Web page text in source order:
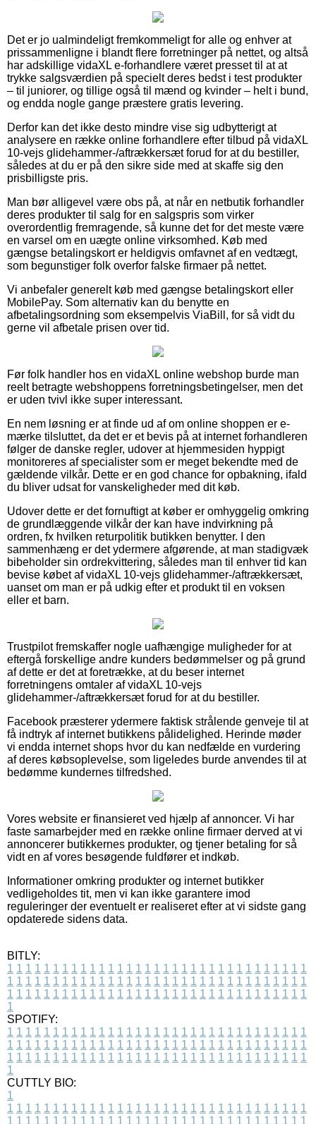
Det er jo ualmindeligt fremkommeligt for alle og enhver at
prissammenligne i blandt flere forretninger på nettet, og altså
har adskillige vidaXL e-forhandlere været presset til at at
trykke salgsværdien på specielt deres bedst i test produkter
– til juniorer, og tillige også til mænd og kvinder – helt i bund,
og endda nogle gange præstere gratis levering.
Derfor kan det ikke desto mindre vise sig udbytterigt at
analysere en række online forhandlere efter tilbud på vidaXL
10-vejs glidehammer-/aftrækkersæt forud for at du bestiller,
således at du er på den sikre side med at skaffe sig den
prisbilligste pris.
Man bør alligevel være obs på, at når en netbutik forhandler
deres produkter til salg for en salgspris som virker
overordentlig fremragende, så kunne det for det meste være
en varsel om en uægte online virksomhed. Køb med
gængse betalingskort er heldigvis omfavnet af en vedtægt,
som begunstiger folk overfor falske firmaer på nettet.
Vi anbefaler generelt køb med gængse betalingskort eller
MobilePay. Som alternativ kan du benytte en
afbetalingsordning som eksempelvis ViaBill, for så vidt du
gerne vil afbetale prisen over tid.
Før folk handler hos en vidaXL online webshop burde man
reelt betragte webshoppens forretningsbetingelser, men det
er uden tvivl ikke super interessant.
En nem løsning er at finde ud af om online shoppen er e-
mærke tilsluttet, da det er et bevis på at internet forhandleren
følger de danske regler, udover at hjemmesiden hyppigt
monitoreres af specialister som er meget bekendte med de
gældende vilkår. Dette er en god chance for opbakning, ifald
du bliver udsat for vanskeligheder med dit køb.
Udover dette er det fornuftigt at køber er omhyggelig omkring
de grundlæggende vilkår der kan have indvirkning på
ordren, fx hvilken returpolitik butikken benytter. I den
sammenhæng er det ydermere afgørende, at man stadigvæk
bibeholder sin ordrekvittering, således man til enhver tid kan
bevise købet af vidaXL 10-vejs glidehammer-/aftrækkersæt,
uanset om man er på udkig efter et produkt til en voksen
eller et barn.
Trustpilot fremskaffer nogle uafhængige muligheder for at
eftergå forskellige andre kunders bedømmelser og på grund
af dette er det at foretrække, at du beser internet
forretningens omtaler af vidaXL 10-vejs
glidehammer-/aftrækkersæt forud for at du bestiller.
Facebook præsterer ydermere faktisk strålende genveje til at
få indtryk af internet butikkens pålidelighed. Herinde møder
vi endda internet shops hvor du kan nedfælde en vurdering
af deres købsoplevelse, som ligeledes burde anvendes til at
bedømme kundernes tilfredshed.
Vores website er finansieret ved hjælp af annoncer. Vi har
faste samarbejder med en række online firmaer derved at vi
annoncerer butikkernes produkter, og tjener betaling for så
vidt en af vores besøgende fuldfører et indkøb.
Informationer omkring produkter og internet butikker
vedligeholdes tit, men vi kan ikke garantere imod
reguleringer der eventuelt er realiseret efter at vi sidste gang
opdaterede sidens data.
BITLY:
1 1 1 1 1 1 1 1 1 1 1 1 1 1 1 1 1 1 1 1 1 1 1 1 1 1 1 1 1 1 1 1 1
1 1 1 1 1 1 1 1 1 1 1 1 1 1 1 1 1 1 1 1 1 1 1 1 1 1 1 1 1 1 1 1 1
1 1 1 1 1 1 1 1 1 1 1 1 1 1 1 1 1 1 1 1 1 1 1 1 1 1 1 1 1 1 1 1 1
1
SPOTIFY:
1 1 1 1 1 1 1 1 1 1 1 1 1 1 1 1 1 1 1 1 1 1 1 1 1 1 1 1 1 1 1 1 1
1 1 1 1 1 1 1 1 1 1 1 1 1 1 1 1 1 1 1 1 1 1 1 1 1 1 1 1 1 1 1 1 1
1 1 1 1 1 1 1 1 1 1 1 1 1 1 1 1 1 1 1 1 1 1 1 1 1 1 1 1 1 1 1 1 1
1
CUTTLY BIO:
1
1 1 1 1 1 1 1 1 1 1 1 1 1 1 1 1 1 1 1 1 1 1 1 1 1 1 1 1 1 1 1 1 1
1 1 1 1 1 1 1 1 1 1 1 1 1 1 1 1 1 1 1 1 1 1 1 1 1 1 1 1 1 1 1 1 1